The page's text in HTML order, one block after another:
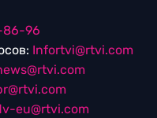
86-96
Infortvi@rtvi.com
eu@rtvi.com